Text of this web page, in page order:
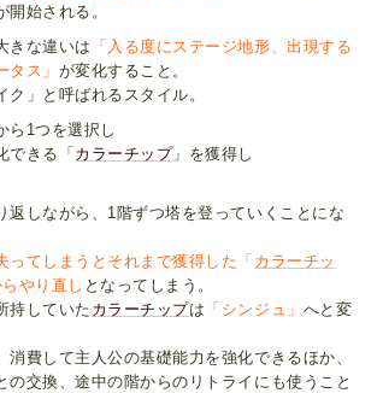
開始される。
きな違いは 「入る度にステージ地形、出現する
ス」 が変化すること。
ク」と呼ばれるスタイル。
1つを選択し
できる「 カラーチップ」を獲得し
返しながら、1階ずつ塔を登っていくことにな
ってしまうとそれまで獲得した「 カラーチッ
やり直し となってしまう。
持していた カラーチップは 「シンジュ」 へと変
消費して主人公の基礎能力を強化できるほか、
の交換、途中の階からのリトライにも使うこと